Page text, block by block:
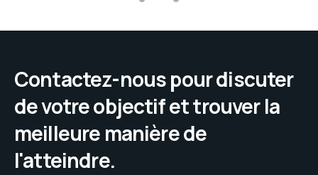
Contactez-nous pour discuter
de votre objectif et trouver la
meilleure manière de
l'atteindre.